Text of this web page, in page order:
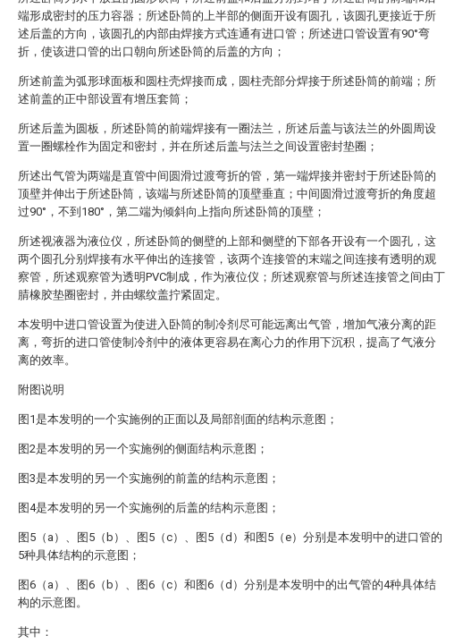
端形成密封的压力容器；所述卧筒的上半部的侧面开设有圆孔，该圆孔更接近于所
述后盖的方向，该圆孔的内部由焊接方式连通有进口管；所述进口管设置有90°弯
折，使该进口管的出口朝向所述卧筒的后盖的方向；
所述前盖为弧形球面板和圆柱壳焊接而成，圆柱壳部分焊接于所述卧筒的前端；所
述前盖的正中部设置有增压套筒；
所述后盖为圆板，所述卧筒的前端焊接有一圈法兰，所述后盖与该法兰的外圆周设
置一圈螺栓作为固定和密封，并在所述后盖与法兰之间设置密封垫圈；
所述出气管为两端是直管中间圆滑过渡弯折的管，第一端焊接并密封于所述卧筒的
顶壁并伸出于所述卧筒，该端与所述卧筒的顶壁垂直；中间圆滑过渡弯折的角度超
过90°，不到180°，第二端为倾斜向上指向所述卧筒的顶壁；
所述视液器为液位仪，所述卧筒的侧壁的上部和侧壁的下部各开设有一个圆孔，这
两个圆孔分别焊接有水平伸出的连接管，该两个连接管的末端之间连接有透明的观
察管，所述观察管为透明PVC制成，作为液位仪；所述观察管与所述连接管之间由丁
腈橡胶垫圈密封，并由螺纹盖拧紧固定。
本发明中进口管设置为使进入卧筒的制冷剂尽可能远离出气管，增加气液分离的距
离，弯折的进口管使制冷剂中的液体更容易在离心力的作用下沉积，提高了气液分
离的效率。
附图说明
图1是本发明的一个实施例的正面以及局部剖面的结构示意图；
图2是本发明的另一个实施例的侧面结构示意图；
图3是本发明的另一个实施例的前盖的结构示意图；
图4是本发明的另一个实施例的后盖的结构示意图；
图5（a）、图5（b）、图5（c）、图5（d）和图5（e）分别是本发明中的进口管的
5种具体结构的示意图；
图6（a）、图6（b）、图6（c）和图6（d）分别是本发明中的出气管的4种具体结
构的示意图。
其中：